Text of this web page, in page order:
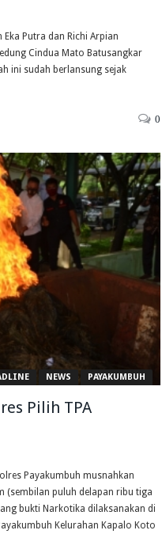
Putra dan Richi Arpian
Cindua Mato Batusangkar
ini sudah berlansung sejak
0
NEWS PAYAKUMBUH
Pilih TPA
Payakumbuh musnahkan
(sembilan puluh delapan ribu tiga
bukti Narkotika dilaksanakan di
Kelurahan Kapalo Koto